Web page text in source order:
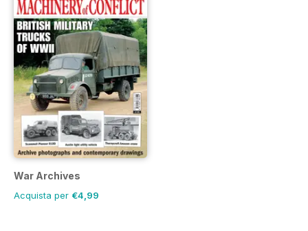
War Archives
Acquista per €4,99